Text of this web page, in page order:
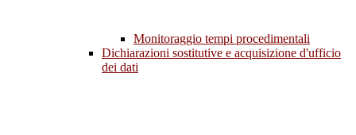
Monitoraggio tempi procedimentali
Dichiarazioni sostitutive e acquisizione d'ufficio
dei dati